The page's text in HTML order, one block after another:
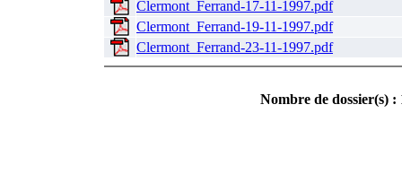
Clermont_Ferrand-17-11-1997.pdf
Clermont_Ferrand-19-11-1997.pdf
Clermont_Ferrand-23-11-1997.pdf
Nombre de dossier(s)